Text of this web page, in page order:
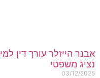
הייזלר עורך דין
משפטי
03/12/